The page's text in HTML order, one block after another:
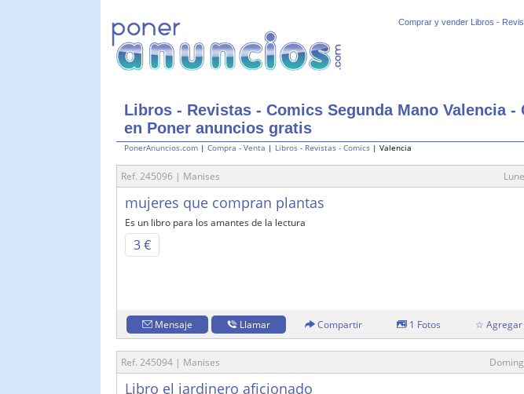
Comprar y vender Libros -
Libros - Revistas - Comics Segunda Mano Valencia -
en Poner anuncios gratis
PonerAnuncios.com | Compra - Venta | Libros - Revistas - Comics | Valencia
Ref. 245096 | Manises
mujeres que compran plantas
Es un libro para los amantes de la lectura
3 €
Mensaje Llamar Compartir 1 Fotos ☆ Agregar
Ref. 245094 | Manises
Libro el jardinero aficionado